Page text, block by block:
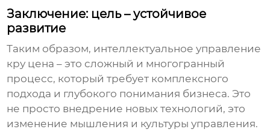
Заключение: цель – устойчивое
развитие
Таким образом, интеллектуальное управление
кру цена – это сложный и многогранный
процесс, который требует комплексного
подхода и глубокого понимания бизнеса. Это
не просто внедрение новых технологий, это
изменение мышления и культуры управления.